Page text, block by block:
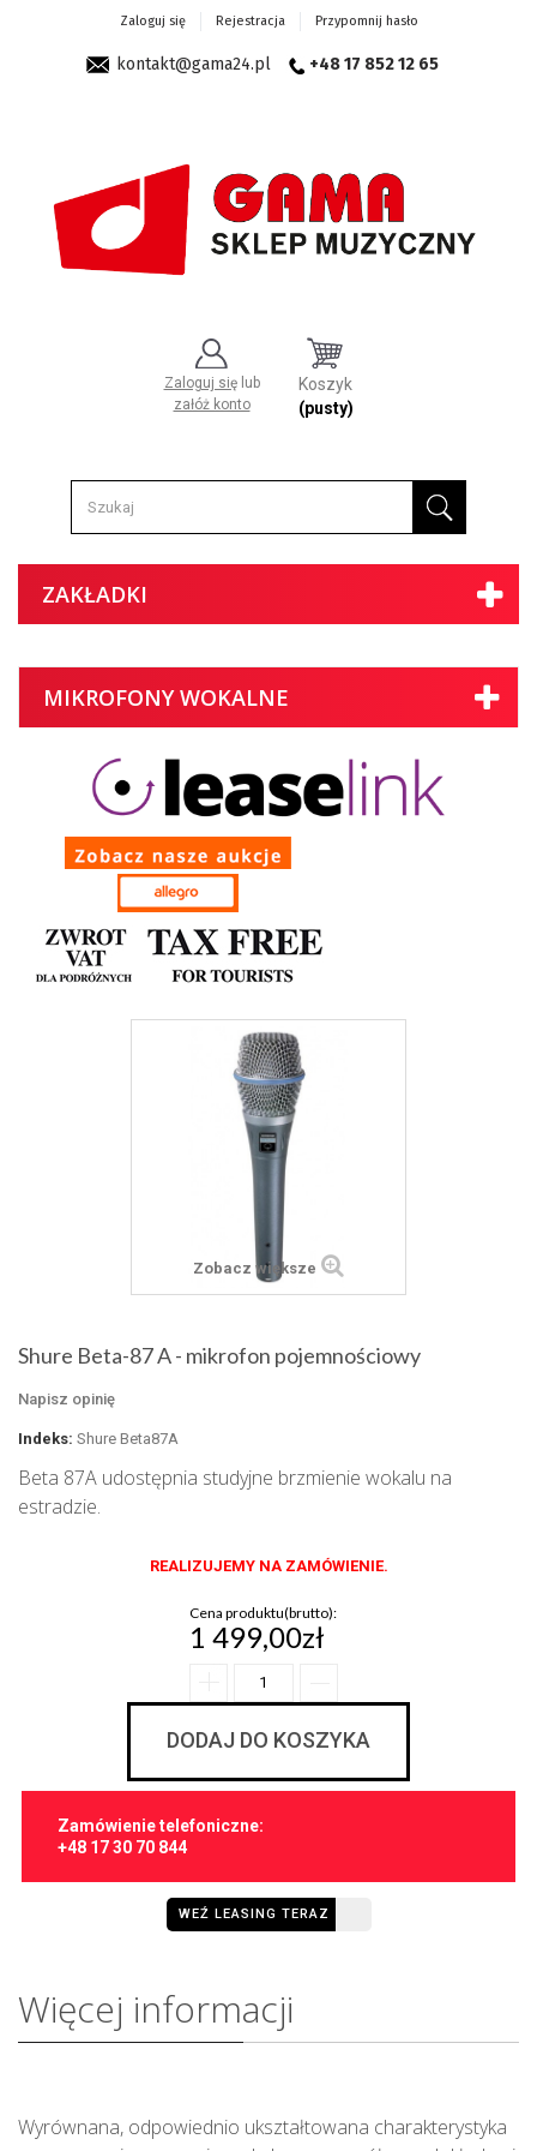
Zaloguj się Rejestracja Przypomnij hasło
kontakt@gama24.pl +48 17 852 12 65
Zaloguj się lub
załóż konto
Koszyk
(pusty)
ZAKŁADKI
MIKROFONY WOKALNE
Zobacz większe
Shure Beta-87 A - mikrofon pojemnościowy
Napisz opinię
Indeks: Shure Beta87A
Beta 87A udostępnia studyjne brzmienie wokalu na
estradzie.
REALIZUJEMY NA ZAMÓWIENIE.
Cena produktu(brutto):
1 499,00zł
DODAJ DO KOSZYKA
Zamówienie telefoniczne:
+48 17 30 70 844
WEŹ LEASING TERAZ
Więcej informacji
Wyrównana, odpowiednio ukształtowana charakterystyka